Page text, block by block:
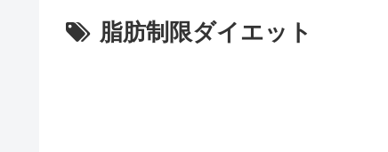
脂肪制限ダイエット